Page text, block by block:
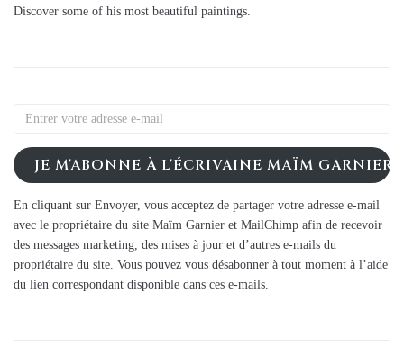
Discover some of his most beautiful paintings.
JE M'ABONNE À L'ÉCRIVAINE MAÏM GARNIER
En cliquant sur Envoyer, vous acceptez de partager votre adresse e-mail
avec le propriétaire du site Maïm Garnier et MailChimp afin de recevoir
des messages marketing, des mises à jour et d’autres e-mails du
propriétaire du site. Vous pouvez vous désabonner à tout moment à l’aide
du lien correspondant disponible dans ces e-mails.